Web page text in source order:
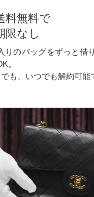
料無料で
限なし
りのバッグをずっと借
。
も、いつでも解約可能